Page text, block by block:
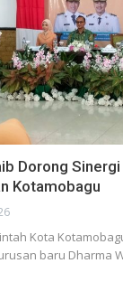
Dorong Sinergi
Kotamobagu
Kota
baru Dharma